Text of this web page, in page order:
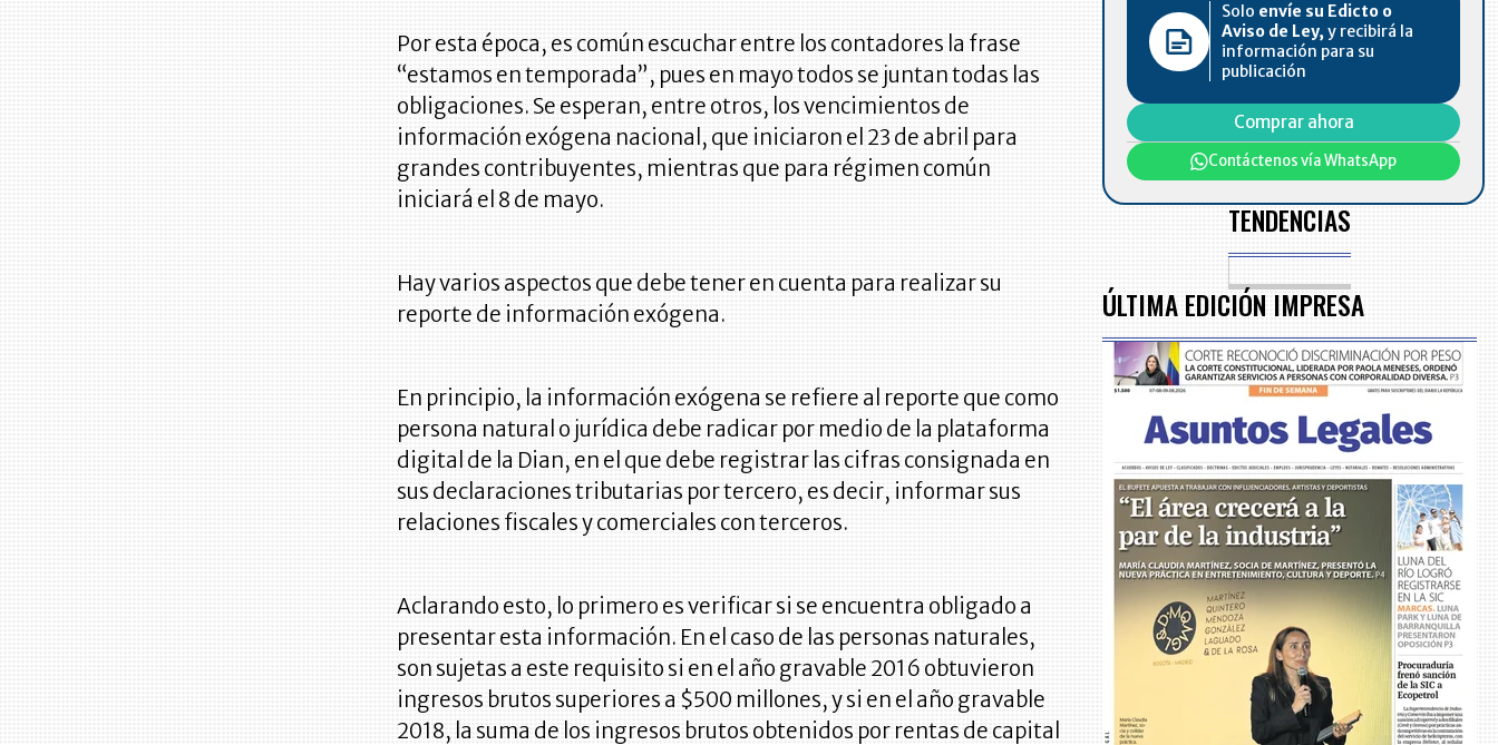
Por esta época, es común escuchar entre los contadores la frase
“estamos en temporada”, pues en mayo todos se juntan todas las
obligaciones. Se esperan, entre otros, los vencimientos de
información exógena nacional, que iniciaron el 23 de abril para
grandes contribuyentes, mientras que para régimen común
iniciará el 8 de mayo.
Hay varios aspectos que debe tener en cuenta para realizar su
reporte de información exógena.
En principio, la información exógena se refiere al reporte que como
persona natural o jurídica debe radicar por medio de la plataforma
digital de la Dian, en el que debe registrar las cifras consignada en
sus declaraciones tributarias por tercero, es decir, informar sus
relaciones fiscales y comerciales con terceros.
Aclarando esto, lo primero es verificar si se encuentra obligado a
presentar esta información. En el caso de las personas naturales,
son sujetas a este requisito si en el año gravable 2016 obtuvieron
ingresos brutos superiores a $500 millones, y si en el año gravable
2018, la suma de los ingresos brutos obtenidos por rentas de capital
Solo envíe su Edicto o
Aviso de Ley, y recibirá la
información para su
publicación
Comprar ahora
Contáctenos vía WhatsApp
TENDENCIAS
ÚLTIMA EDICIÓN IMPRESA